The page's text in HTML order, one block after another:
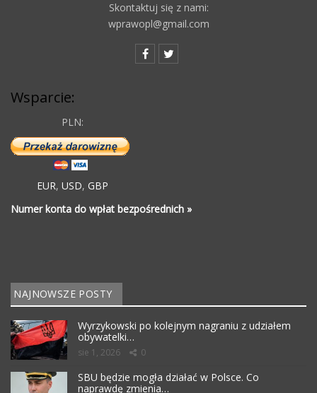
Skontaktuj się z nami:
wprawopl@gmail.com
Wsparcie:
PLN:
EUR, USD, GBP
Numer konta do wpłat bezpośrednich »
NAJNOWSZE POSTY
Wyrzykowski po kolejnym nagraniu z udziałem
obywatelki…
sie 1, 2026 0
SBU będzie mogła działać w Polsce. Co
naprawdę zmienia…